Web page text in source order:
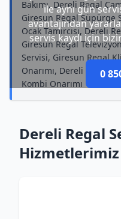
ile aynı gün
avantajından
servis kaydı için
0
Bakımı, Dereli Regal
Giresun Regal Süpürge
Ocak Tamircisi, Dereli
Giresun Regal
Servisi, Giresun Regal
Onarımı, Dereli Regal
Kombi Onarımı
Dereli Regal
Hizmetlerimiz